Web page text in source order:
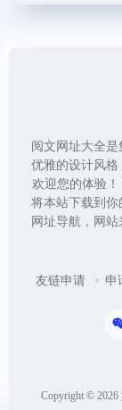
阅文网址大全
优雅的设计风格
欢迎您的体验
将本站下载到
网址导航，网
友链申请 申
Copyright © 2026